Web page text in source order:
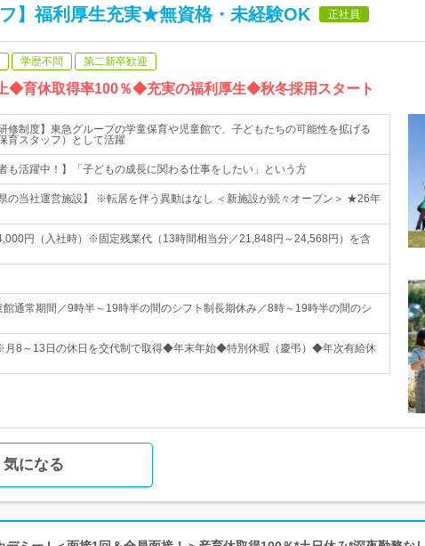
フ】福利厚生充実★無資格・未経験OK 正社員
学歴不問 第二新卒歓迎
◆育休取得率100％◆充実の福利厚生◆秋冬採用スタート
修制度】東急グループの学童保育や児童館で、子どもたちの可能性を拡げる
育スタッフ）として活躍
も活躍中！】「子どもの成長に関わる仕事をしたい」という方
県の当社運営施設】 ※転居を伴う異動はなし ＜新施設が続々オープン＞ ★26年
円（入社時）※固定残業代（13時間相当分／21,848円～24,568円）を含
通常期間／9時半～19時半の間のシフト制長期休み／8時～19時半の間のシ
8～13日の休日を交代制で取得◆年末年始◆特別休暇（慶弔）◆年次有給休
気になる